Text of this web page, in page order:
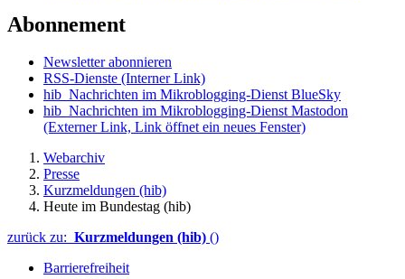
Abonnement
Newsletter abonnieren
RSS-Dienste (Interner Link)
hib_Nachrichten im Mikroblogging-Dienst BlueSky
hib_Nachrichten im Mikroblogging-Dienst Mastodon
(Externer Link, Link öffnet ein neues Fenster)
Webarchiv
Presse
Kurzmeldungen (hib)
Heute im Bundestag (hib)
zurück zu: Kurzmeldungen (hib) ()
Barrierefreiheit